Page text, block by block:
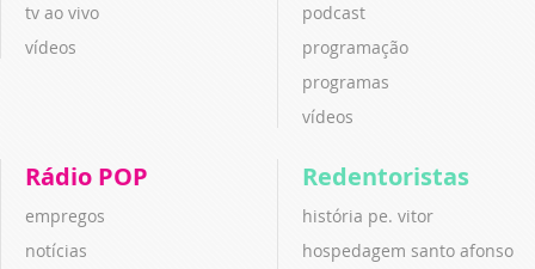
tv ao vivo
vídeos
podcast
programação
programas
vídeos
Rádio POP
empregos
notícias
Redentoristas
história pe. vitor
hospedagem santo afonso